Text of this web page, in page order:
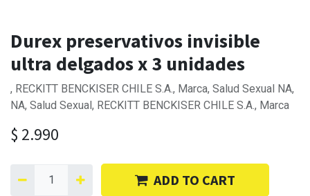
Durex preservativos invisible
ultra delgados x 3 unidades
, RECKITT BENCKISER CHILE S.A., Marca, Salud Sexual NA,
NA, Salud Sexual, RECKITT BENCKISER CHILE S.A., Marca
$ 2.990
ADD TO CART